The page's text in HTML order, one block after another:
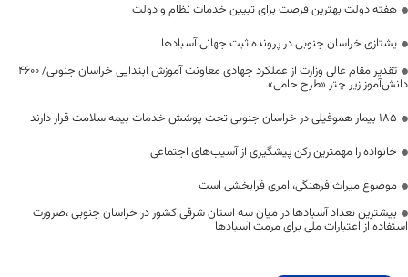
هفته دولت بهترین فرصت برای تبیین خدمات نظام و دولت
یشتازی خراسان جنوبی در پرونده ثبت جهانی آسبادها
تقدیر مقام عالی وزارت از عملکرد جهادی معاونت آموزش ابتدایی خراسان جنوبی/ ۴۶۰۰
دانش‌آموز زیر چتر «طرح حامی»
۱۸۵ بیمار هموفیلی در خراسان جنوبی تحت پوشش خدمات بیمه سلامت قرار دارند
خانواده را مهمترین رکن پیشگیری از آسیب‌های اجتماعی
موضوع میراث فرهنگی، امری فرابخشی است
بیشترین تعداد آسبادها در میان سه استان شرقی کشور در خراسان جنوبی ،ضرورت
استفاده از اعتبارات ملی برای مرمت آسبادها